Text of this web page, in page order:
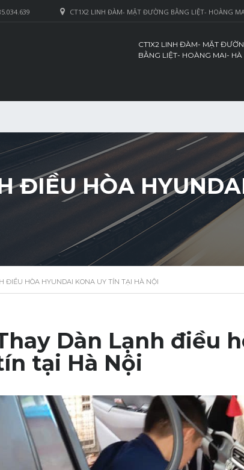
CT1X2 LINH ĐÀM- MẶT ĐƯỜNG BẰNG LIỆT- HOÀNG
CT1X2 LINH ĐÀM- MẶT
BẰNG LIỆT- HOÀNG MAI- HÀ
ĐIỀU HÒA
ĐIỀU HÒA HYUNDAI KONA UY TÍN TẠI HÀ NỘI
Dàn Lạnh điều
tại Hà Nội